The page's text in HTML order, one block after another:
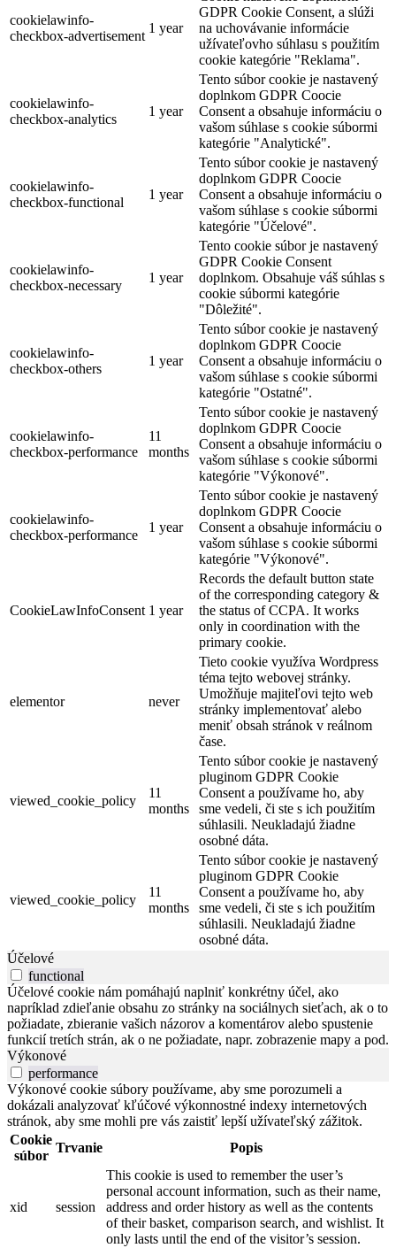
cookielawinfo-
checkbox-advertisement
1 year
GDPR Cookie Consent, a slúži
na uchovávanie informácie
užívateľovho súhlasu s použitím
cookie kategórie "Reklama".
cookielawinfo-
checkbox-analytics
1 year
Tento súbor cookie je nastavený
doplnkom GDPR Coocie
Consent a obsahuje informáciu o
vašom súhlase s cookie súbormi
kategórie "Analytické".
cookielawinfo-
checkbox-functional
1 year
Tento súbor cookie je nastavený
doplnkom GDPR Coocie
Consent a obsahuje informáciu o
vašom súhlase s cookie súbormi
kategórie "Účelové".
cookielawinfo-
checkbox-necessary
1 year
Tento cookie súbor je nastavený
GDPR Cookie Consent
doplnkom. Obsahuje váš súhlas s
cookie súbormi kategórie
"Dôležité".
cookielawinfo-
checkbox-others
1 year
Tento súbor cookie je nastavený
doplnkom GDPR Coocie
Consent a obsahuje informáciu o
vašom súhlase s cookie súbormi
kategórie "Ostatné".
cookielawinfo-
checkbox-performance
11
months
Tento súbor cookie je nastavený
doplnkom GDPR Coocie
Consent a obsahuje informáciu o
vašom súhlase s cookie súbormi
kategórie "Výkonové".
cookielawinfo-
checkbox-performance
1 year
Tento súbor cookie je nastavený
doplnkom GDPR Coocie
Consent a obsahuje informáciu o
vašom súhlase s cookie súbormi
kategórie "Výkonové".
CookieLawInfoConsent 1 year
Records the default button state
of the corresponding category &
the status of CCPA. It works
only in coordination with the
primary cookie.
elementor never
Tieto cookie využíva Wordpress
téma tejto webovej stránky.
Umožňuje majiteľovi tejto web
stránky implementovať alebo
meniť obsah stránok v reálnom
čase.
viewed_cookie_policy
11
months
Tento súbor cookie je nastavený
pluginom GDPR Cookie
Consent a používame ho, aby
sme vedeli, či ste s ich použitím
súhlasili. Neukladajú žiadne
osobné dáta.
viewed_cookie_policy
11
months
Tento súbor cookie je nastavený
pluginom GDPR Cookie
Consent a používame ho, aby
sme vedeli, či ste s ich použitím
súhlasili. Neukladajú žiadne
osobné dáta.
Účelové
functional
Účelové cookie nám pomáhajú naplniť konkrétny účel, ako
napríklad zdieľanie obsahu zo stránky na sociálnych sieťach, ak o to
požiadate, zbieranie vašich názorov a komentárov alebo spustenie
funkcií tretích strán, ak o ne požiadate, napr. zobrazenie mapy a pod.
Výkonové
performance
Výkonové cookie súbory používame, aby sme porozumeli a
dokázali analyzovať kľúčové výkonnostné indexy internetových
stránok, aby sme mohli pre vás zaistiť lepší užívateľský zážitok.
Cookie
súbor
Trvanie Popis
xid session
This cookie is used to remember the user’s
personal account information, such as their name,
address and order history as well as the contents
of their basket, comparison search, and wishlist. It
only lasts until the end of the visitor’s session.